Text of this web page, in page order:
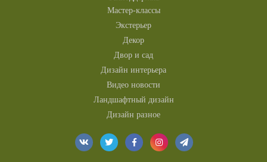
Мастер-классы
Экстерьер
Декор
Двор и сад
Дизайн интерьера
Видео новости
Ландшафтный дизайн
Дизайн разное